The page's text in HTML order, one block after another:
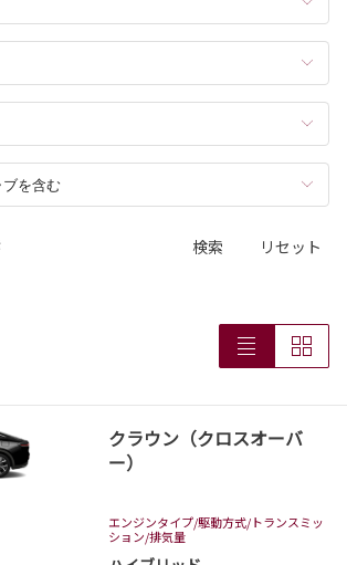
検索 リセット
クラウン（クロスオーバ
ー）
エンジンタイプ/駆動方式/トランスミッ
ション/排気量